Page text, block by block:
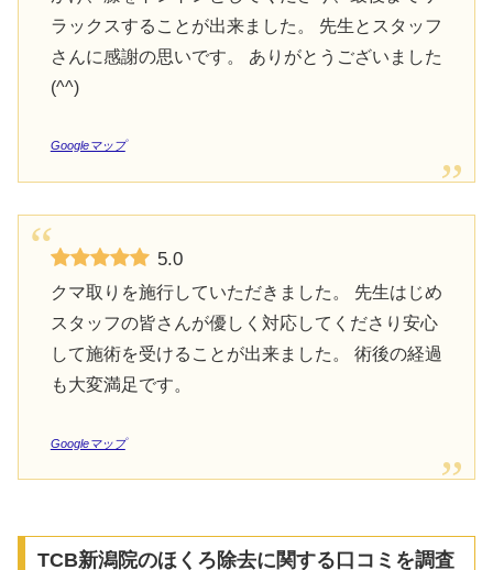
ラックスすることが出来ました。 先生とスタッフ
さんに感謝の思いです。 ありがとうございました
(^^)
Googleマップ
5.0
クマ取りを施行していただきました。 先生はじめ
スタッフの皆さんが優しく対応してくださり安心
して施術を受けることが出来ました。 術後の経過
も大変満足です。
Googleマップ
TCB新潟院のほくろ除去に関する口コミを調査